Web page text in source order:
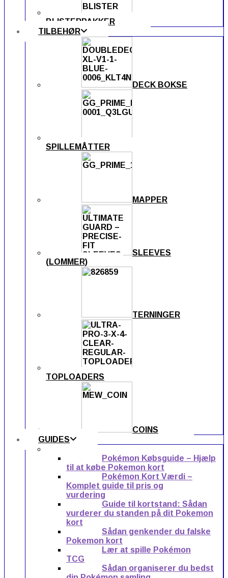
BLISTERPAKKER
TILBEHØR
DECK BOKSE
SPILLEMÅTTER
MAPPER
SLEEVES
(LOMMER)
TERNINGER
TOPLOADERS
COINS
GUIDES
Pokémon Købsguide – Hjælp
til at købe Pokemon kort
Pokémon Kort Værdi –
Komplet guide til pris og
vurdering
Guide til kortstand: Sådan
vurderer du standen på dit Pokemon
kort
Sådan genkender du falske
Pokemon kort
Lær at spille Pokémon
TCG
Sådan organiserer du bedst